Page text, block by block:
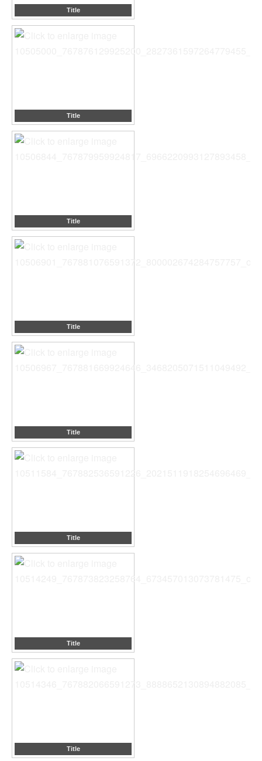
Title
Title
Title
Title
Title
Title
Title
Title